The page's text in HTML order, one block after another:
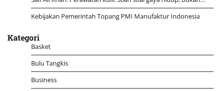
Kebijakan Pemerintah Topang PMI Manufaktur Indonesia
Kategori
Basket
Bulu Tangkis
Business